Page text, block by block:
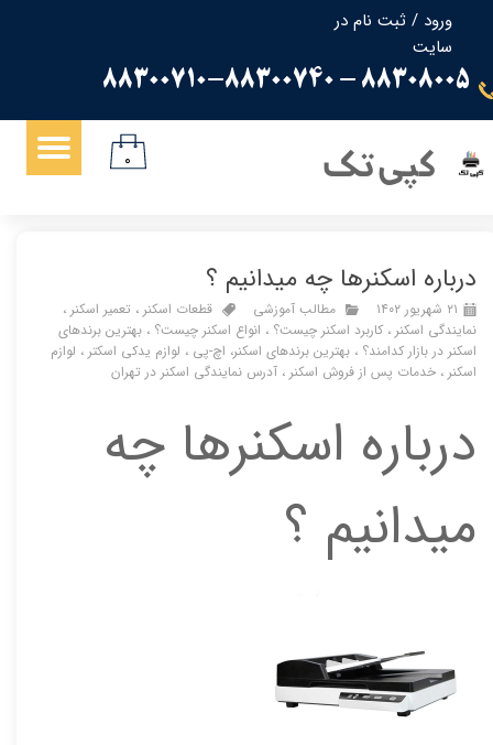
ورود / ثبت نام در
سایت
حساب کاربری من
تغییر گذر واژه
سفارشات
88308005 - 88300710-88300740
کپی تک ۰
درباره اسکنرها چه میدانیم ؟
۲۱ شهریور ۱۴۰۲ مطالب آموزشی قطعات اسکنر ، تعمیر اسکنر ،
نمایندگی اسکنر ، کاربرد اسکنر چیست؟ ، انواع اسکنر چیست؟ ، بهترین برندهای
اسکنر در بازار کدامند؟ ، بهترین برندهای اسکنر، اچ-پی ، لوازم یدکی اسکتر ، لوازم
اسکنر ، خدمات پس از فروش اسکنر ، آدرس نمایندگی اسکنر در تهران
درباره اسکنرها چه
میدانیم ؟